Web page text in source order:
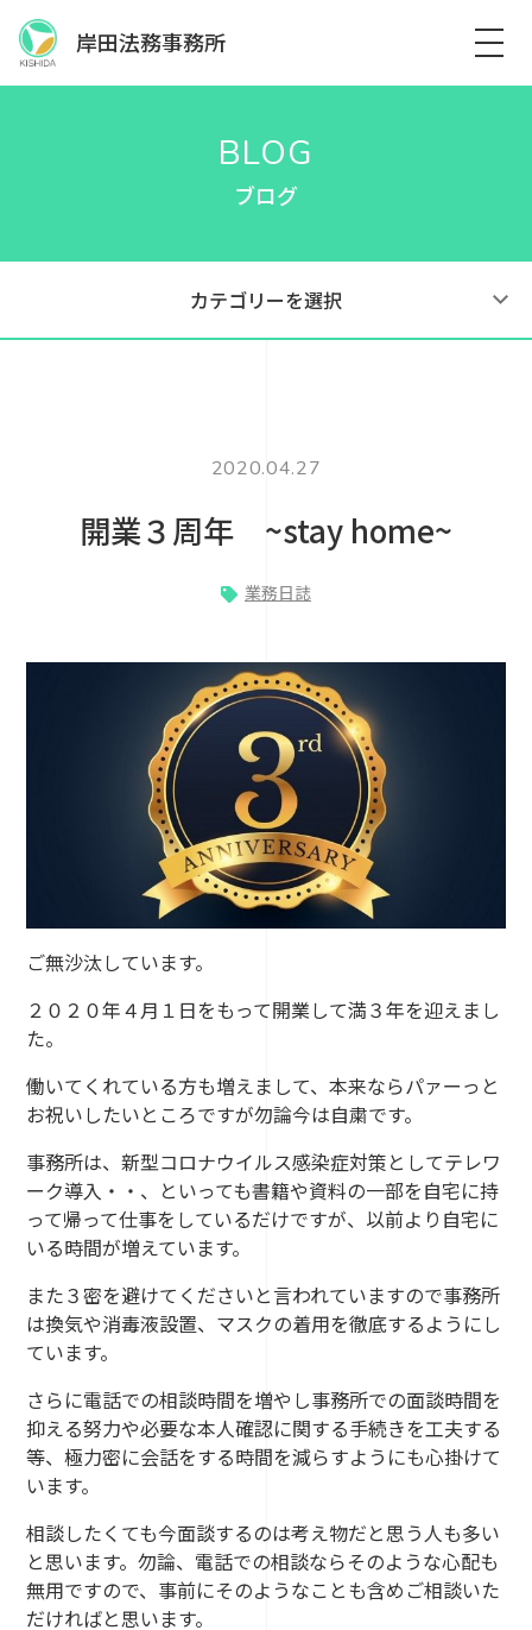
岸田法務事務所
BLOG
ブログ
カテゴリーを選択
2020.04.27
開業３周年 ~stay home~
業務日誌
ご無沙汰しています。
２０２０年４月１日をもって開業して満３年を迎えまし
た。
働いてくれている方も増えまして、本来ならパァーっと
お祝いしたいところですが勿論今は自粛です。
事務所は、新型コロナウイルス感染症対策としてテレワ
ーク導入・・、といっても書籍や資料の一部を自宅に持
って帰って仕事をしているだけですが、以前より自宅に
いる時間が増えています。
また３密を避けてくださいと言われていますので事務所
は換気や消毒液設置、マスクの着用を徹底するようにし
ています。
さらに電話での相談時間を増やし事務所での面談時間を
抑える努力や必要な本人確認に関する手続きを工夫する
等、極力密に会話をする時間を減らすようにも心掛けて
います。
相談したくても今面談するのは考え物だと思う人も多い
と思います。勿論、電話での相談ならそのような心配も
無用ですので、事前にそのようなことも含めご相談いた
だければと思います。